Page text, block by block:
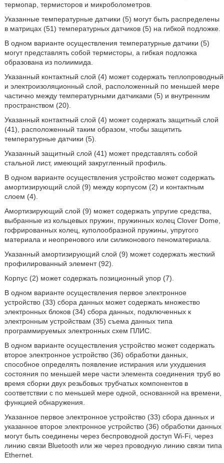
термопар, термисторов и микроболометров.
Указанные температурные датчики (5) могут быть распределены
в матрицах (51) температурных датчиков (5) на гибкой подложке.
В одном варианте осуществления температурные датчики (5)
могут представлять собой термисторы, а гибкая подложка
образована из полиимида.
Указанный контактный слой (4) может содержать теплопроводный
и электроизоляционный слой, расположенный по меньшей мере
частично между температурными датчиками (5) и внутренним
пространством (20).
Указанный контактный слой (4) может содержать защитный слой
(41), расположенный таким образом, чтобы защитить
температурные датчики (5).
Указанный защитный слой (41) может представлять собой
стальной лист, имеющий закругленный профиль.
В одном варианте осуществления устройство может содержать
амортизирующий слой (9) между корпусом (2) и контактным
слоем (4).
Амортизирующий слой (9) может содержать упругие средства,
выбранные из кольцевых пружин, пружинных колец Clover Dome,
гофрированных колец, куполообразной пружины, упругого
материала и неопренового или силиконового пеноматериала.
Указанный амортизирующий слой (9) может содержать жесткий
профилированный элемент (92).
Корпус (2) может содержать позиционный упор (7).
В одном варианте осуществления первое электронное
устройство (33) сбора данных может содержать множество
электронных блоков (34) сбора данных, подключенных к
электронным устройствам (35) съема данных типа
программируемых электронных схем ПЛИС.
В одном варианте осуществления устройство может содержать
второе электронное устройство (36) обработки данных,
способное определять появление истирания или ухудшения
состояния по меньшей мере части элемента соединения труб во
время сборки двух резьбовых трубчатых компонентов в
соответствии с по меньшей мере одной, основанной на времени,
функцией обнаружения.
Указанное первое электронное устройство (33) сбора данных и
указанное второе электронное устройство (36) обработки данных
могут быть соединены через беспроводной доступ Wi-Fi, через
линию связи Bluetooth или же через проводную линию связи типа
Ethernet.